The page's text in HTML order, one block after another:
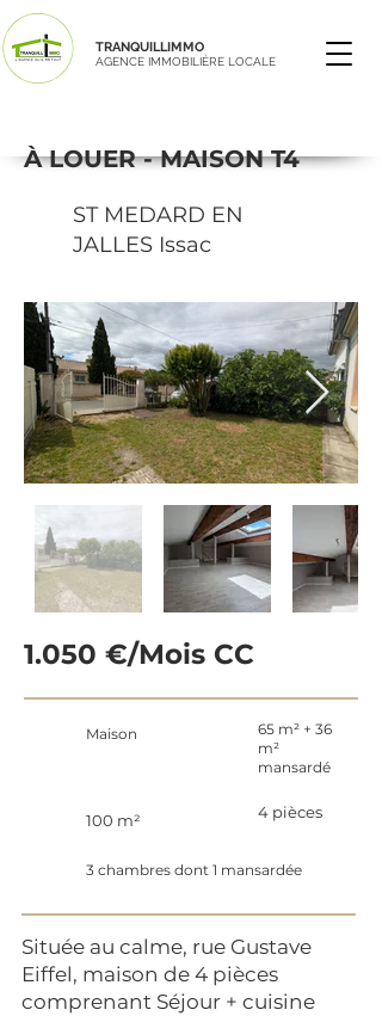
TRANQUILLIMMO
AGENCE IMMOBILIÈRE LOCALE
À LOUER - MAISON T4
ST MEDARD EN
JALLES Issac
1.050 €/Mois CC
Maison
100 m²
65 m² + 36
m²
mansardé
4 pièces
3 chambres dont 1 mansardée
Située au calme, rue Gustave
Eiffel, maison de 4 pièces
comprenant Séjour + cuisine